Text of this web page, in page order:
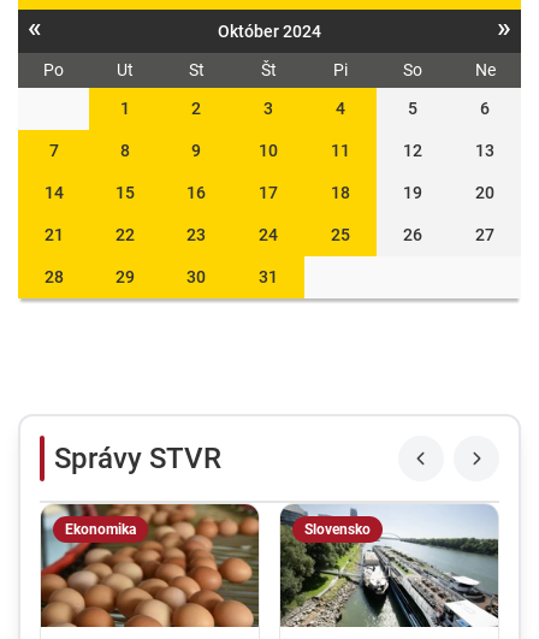
« Október 2024 »
Po Ut St Št Pi So
Ne
1
2 3 4 5 6
7 8 9 10 11 12 13
14 15 16 17 18 19 20
21 22 23 24 25 26 27
28 29 30 31
Správy STVR
Ekonomika Slovensko